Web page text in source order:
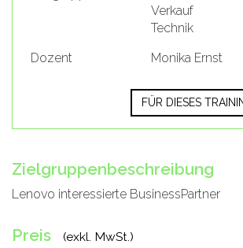
Verkauf
Technik
Dozent
Monika Ernst
FÜR DIESES
Zielgruppenbeschreibung
Lenovo interessierte BusinessPartner
Preis (exkl. MwSt.)